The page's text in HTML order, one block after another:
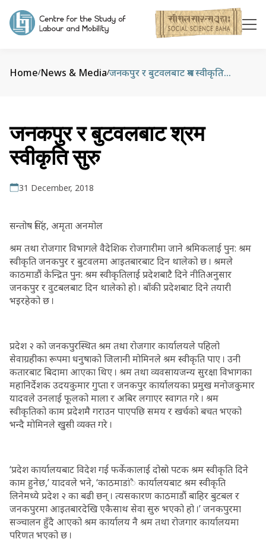
Home/News & Media/ जनकपुर र बुटवलबाट श्रम स्वीकृति सुरु
जनकपुर र बुटवलबाट श्रम
स्वीकृति सुरु
31 December, 2018
सन्तोष सिंह, अमृता अनमोल
श्रम तथा रोजगार विभागले वैदेशिक रोजगारीमा जाने श्रमिकलाई पुन: श्रम
स्वीकृति जनकपुर र बुटवलमा आइतबारबाट दिन थालेको छ । श्रमले
काठमाडौं केन्द्रित पुन: श्रम स्वीकृतिलाई प्रदेशबाटै दिने नीतिअनुसार
जनकपुर र वुटबलबाट दिन थालेको हो । बाँकी प्रदेशबाट दिने तयारी
भइरहेको छ ।
प्रदेश २ को जनकपुरस्थित श्रम तथा रोजगार कार्यालयले पहिलो
सेवाग्रहीका रूपमा धनुषाको जिलानी मोमिनले श्रम स्वीकृति पाए । उनी
कतारबाट बिदामा आएका थिए । श्रम तथा व्यवसायजन्य सुरक्षा विभागका
महानिर्देशक उदयकुमार गुप्ता र जनकपुर कार्यालयका प्रमुख मनोजकुमार
यादवले उनलाई फूलको माला र अबिर लगाएर स्वागत गरे । श्रम
स्वीकृतिको काम प्रदेशमै गराउन पाएपछि समय र खर्चको बचत भएको
भन्दै मोमिनले खुसी व्यक्त गरे ।
‘प्रदेश कार्यालयबाट विदेश गई फर्केकालाई दोस्रो पटक श्रम स्वीकृति दिने
काम हुनेछ,’ यादवले भने, ‘काठमाडांै कार्यालयबाट श्रम स्वीकृति
लिनेमध्ये प्रदेश २ का बढी छन् । त्यसकारण काठमाडौं बाहिर बुटबल र
जनकपुरमा आइतबारदेखि एकैसाथ सेवा सुरु भएको हो ।’ जनकपुरमा
सञ्चालन हुँदै आएको श्रम कार्यालय नै श्रम तथा रोजगार कार्यालयमा
परिणत भएको छ ।